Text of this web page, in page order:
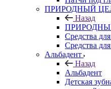
ПРИРОДНЫЙ
Назад
Средства
Средства
Альбадент
Назад
Альбадент
Детская